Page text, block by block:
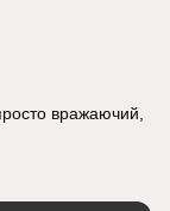
вражаючий,